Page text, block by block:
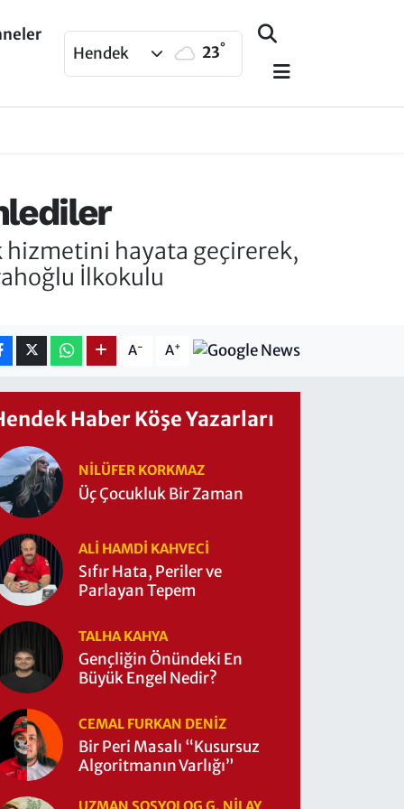
Hendek 23°
hizmetini hayata geçirerek,
İlkokulu
A- A+
Haber Köşe Yazarları
NILÜFER KORKMAZ
Üç Çocukluk Bir Zaman
ALI HAMDI KAHVECİ
Sıfır Hata, Periler ve
Parlayan Tepem
TALHA KAHYA
Gençliğin Önündeki En
Büyük Engel Nedir?
CEMAL FURKAN DENİZ
Bir Peri Masalı “Kusursuz
Algoritmanın Varlığı”